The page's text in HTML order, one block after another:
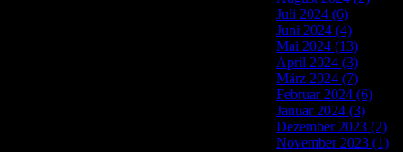
Juli 2024 (6)
Juni 2024 (4)
Mai 2024 (13)
April 2024 (3)
März 2024 (7)
Februar 2024 (6)
Januar 2024 (3)
Dezember 2023 (2)
November 2023 (1)